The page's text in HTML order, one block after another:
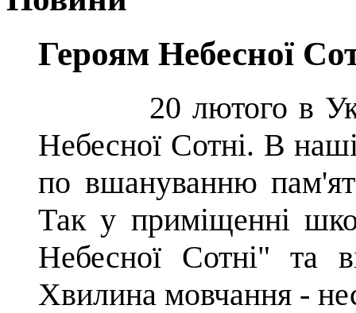
Героям Небесної
20 лютого в
Небесної Сотні. В
по вшануванню
Так у приміщенні
Небесної Сотні" та
Хвилина мовчання -